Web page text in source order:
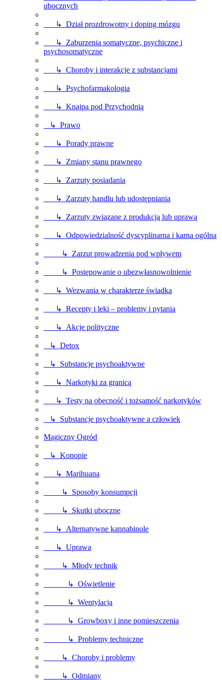
ubocznych
↳ Dział prozdrowotny i doping mózgu
↳ Zaburzenia somatyczne, psychiczne i
psychosomatyczne
↳ Choroby i interakcje z substancjami
↳ Psychofarmakologia
↳ Knajpa pod Przychodnią
↳ Prawo
↳ Porady prawne
↳ Zmiany stanu prawnego
↳ Zarzuty posiadania
↳ Zarzuty handlu lub udostępniania
↳ Zarzuty związane z produkcją lub uprawą
↳ Odpowiedzialność dyscyplinarna i karna ogólna
↳ Zarzut prowadzenia pod wpływem
↳ Postępowanie o ubezwłasnowolnienie
↳ Wezwania w charakterze świadka
↳ Recepty i leki – problemy i pytania
↳ Akcje polityczne
↳ Detox
↳ Substancje psychoaktywne
↳ Narkotyki za granicą
↳ Testy na obecność i tożsamość narkotyków
↳ Substancje psychoaktywne a człowiek
Magiczny Ogród
↳ Konopie
↳ Marihuana
↳ Sposoby konsumpcji
↳ Skutki uboczne
↳ Alternatywne kannabinole
↳ Uprawa
↳ Młody technik
↳ Oświetlenie
↳ Wentylacja
↳ Growboxy i inne pomieszczenia
↳ Problemy techniczne
↳ Choroby i problemy
↳ Odmiany